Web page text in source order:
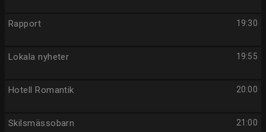
19:30
Rapport
19:55
Lokala nyheter
20:00
Hotell Romantik
21:00
Skilsmässobarn